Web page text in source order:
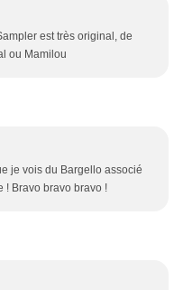
est très original, de
ou Mamilou
je vois du Bargello associé
! Bravo bravo bravo !